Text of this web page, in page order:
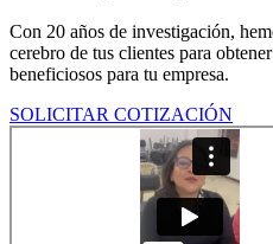
Con 20 años de investigación,
cerebro de tus clientes para
beneficiosos para tu empresa.
SOLICITAR COTIZACIÓN